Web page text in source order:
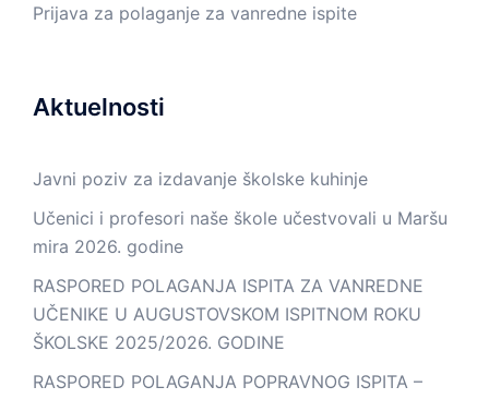
Prijava za polaganje za vanredne ispite
Aktuelnosti
Javni poziv za izdavanje školske kuhinje
Učenici i profesori naše škole učestvovali u Maršu
mira 2026. godine
RASPORED POLAGANJA ISPITA ZA VANREDNE
UČENIKE U AUGUSTOVSKOM ISPITNOM ROKU
ŠKOLSKE 2025/2026. GODINE
RASPORED POLAGANJA POPRAVNOG ISPITA –